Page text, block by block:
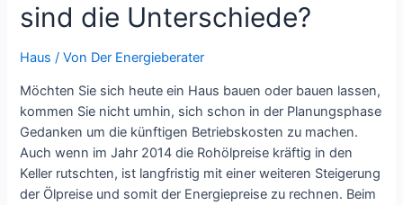
sind die Unterschiede?
Haus / Von Der Energieberater
Möchten Sie sich heute ein Haus bauen oder bauen lassen,
kommen Sie nicht umhin, sich schon in der Planungsphase
Gedanken um die künftigen Betriebskosten zu machen.
Auch wenn im Jahr 2014 die Rohölpreise kräftig in den
Keller rutschten, ist langfristig mit einer weiteren Steigerung
der Ölpreise und somit der Energiepreise zu rechnen. Beim